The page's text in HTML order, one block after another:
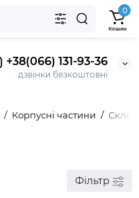
+38(066) 131-93-36
дзвінки безкоштовні
0
Кошик
Корпусні частини Скло
Фільтр